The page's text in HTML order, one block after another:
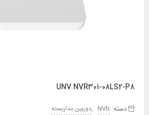
UNV NVR301-08LS2-P8
دسته: NVR
,دوربین مداربسته